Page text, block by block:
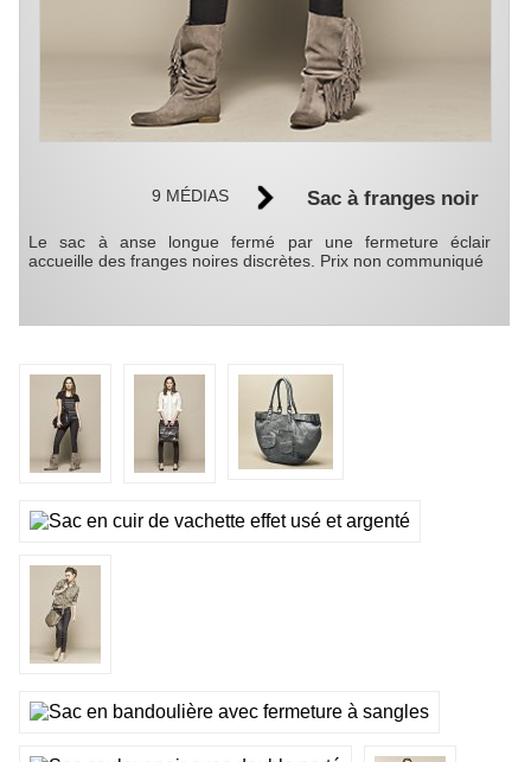
9 MÉDIAS Sac à franges noir
Le sac à anse longue fermé par une fermeture éclair
accueille des franges noires discrètes. Prix non communiqué